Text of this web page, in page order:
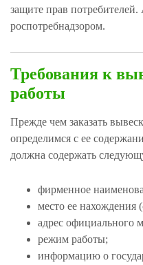
защите прав потребителей.
роспотребнадзором.
Требования к
работы
Прежде чем заказать
определимся с ее
должна содержать
фирменное
место ее нахождения
адрес официального
режим работы;
информацию о